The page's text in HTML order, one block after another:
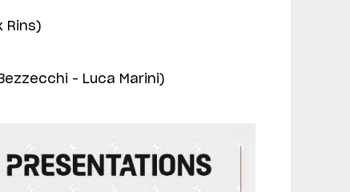
Rins)
– Luca Marini)